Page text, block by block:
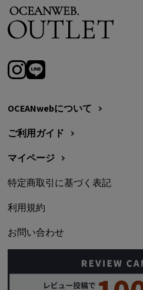
OCEANwebについて
ご利用ガイド
マイページ
特定商取引に基づく表記
利用規約
お問い合わせ